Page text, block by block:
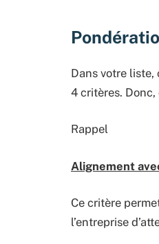
Dans votre liste,
4 critères.
Rappel
Alignement
Ce critère
l’entreprise